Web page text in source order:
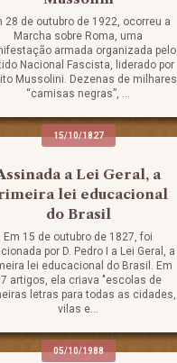
28 de outubro de 1922, ocorreu a
Marcha sobre Roma, uma
armada organizada pelo
Nacional Fascista, liderado por
Mussolini. Dezenas de milhares
“camisas negras”, ...
15/10/1827
a Lei Geral, a
lei educacional
do Brasil
Em 15 de outubro de 1827, foi
por D. Pedro I a Lei Geral, a
lei educacional do Brasil. Em
artigos, ela criava "escolas de
letras para todas as cidades,
vilas e...
05/10/1988